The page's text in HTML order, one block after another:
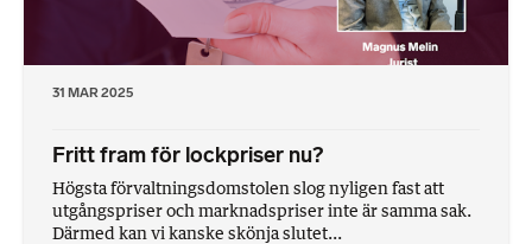
31 MAR 2025
Fritt fram för lockpriser nu?
Högsta förvaltningsdomstolen slog nyligen fast att
utgångspriser och marknadspriser inte är samma sak.
Därmed kan vi kanske skönja slutet...